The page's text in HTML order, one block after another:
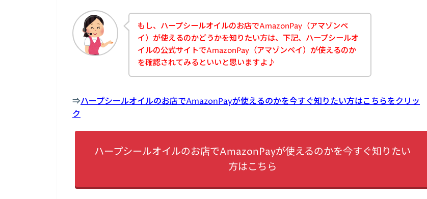
もし、ハープシールオイルのお店でAmazonPay（アマゾンペ
イ）が使えるのかどうかを知りたい方は、下記、ハープシールオ
イルの公式サイトでAmazonPay（アマゾンペイ）が使えるのか
を確認されてみるといいと思いますよ♪
⇒ハープシールオイルのお店でAmazonPayが使えるのかを今すぐ知りたい方はこちらをクリッ
ク
ハープシールオイルのお店でAmazonPayが使えるのかを今すぐ知りたい
方はこちら